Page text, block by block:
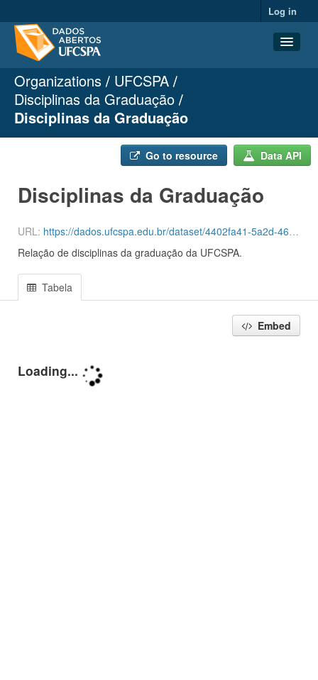
Log in
Datasets
Organizations
Groups
Organizations
UFCSPA
Disciplinas da Graduação
Disciplinas da Graduação
Go to resource Data API
Disciplinas da Graduação
URL: https://dados.ufcspa.edu.br/dataset/4402fa41-5a2d-46ee-a88d-ab5c96fef96b/resource/a0e69e41-ee4e-4726-88e3-cb86eb6d9a7b/download/disciplinas_graduacao.csv
Relação de disciplinas da graduação da UFCSPA.
Tabela
Embed